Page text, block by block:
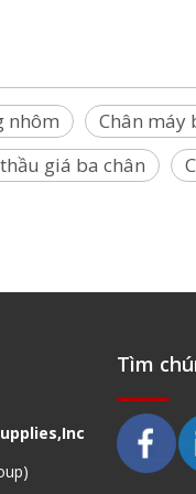
nhôm
Chân máy
giá ba chân
Tìm